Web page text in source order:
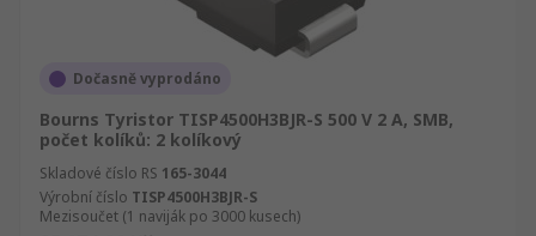
Dočasně vyprodáno
Bourns Tyristor TISP4500H3BJR-S 500 V 2 A, SMB,
počet kolíků: 2 kolíkový
Skladové číslo RS 165-3044
Výrobní číslo TISP4500H3BJR-S
Mezisoučet (1 naviják po 3000 kusech)